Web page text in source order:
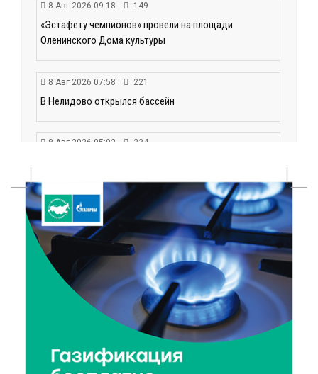
8 Авг 2026 09:18 149
«Эстафету чемпионов» провели на площади
Оленинского Дома культуры
8 Авг 2026 07:58 221
В Нелидово открылся бассейн
8 Авг 2026 05:02 234
7 Авг 2026 23:02 304
В Тверской области стартовала четвертая смена:
инспекторы ГИБДД напомнили школьникам
правила безопасности в автобусах
7 Авг 2026 22:32 316
Сотрудники УФСИН по Тверской области
поддержали Всероссийскую акцию ко Дню
физкультурника